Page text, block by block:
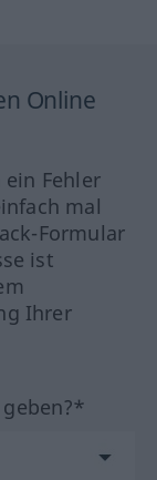
Online
Fehler
mal
Formular
ist
Ihrer